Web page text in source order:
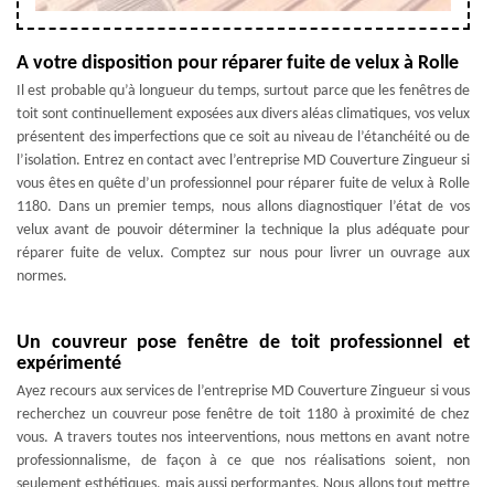
A votre disposition pour réparer fuite de velux à Rolle
Il est probable qu’à longueur du temps, surtout parce que les fenêtres de
toit sont continuellement exposées aux divers aléas climatiques, vos velux
présentent des imperfections que ce soit au niveau de l’étanchéité ou de
l’isolation. Entrez en contact avec l’entreprise MD Couverture Zingueur si
vous êtes en quête d’un professionnel pour réparer fuite de velux à Rolle
1180. Dans un premier temps, nous allons diagnostiquer l’état de vos
velux avant de pouvoir déterminer la technique la plus adéquate pour
réparer fuite de velux. Comptez sur nous pour livrer un ouvrage aux
normes.
Un couvreur pose fenêtre de toit professionnel et
expérimenté
Ayez recours aux services de l’entreprise MD Couverture Zingueur si vous
recherchez un couvreur pose fenêtre de toit 1180 à proximité de chez
vous. A travers toutes nos inteerventions, nous mettons en avant notre
professionnalisme, de façon à ce que nos réalisations soient, non